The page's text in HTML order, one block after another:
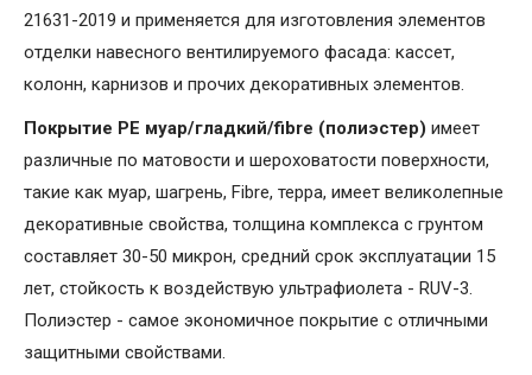
21631-2019 и применяется для изготовления элементов
отделки навесного вентилируемого фасада: кассет,
колонн, карнизов и прочих декоративных элементов.
Покрытие PE муар/гладкий/fibre (полиэстер) имеет
различные по матовости и шероховатости поверхности,
такие как муар, шагрень, Fibrе, терра, имеет великолепные
декоративные свойства, толщина комплекса с грунтом
составляет 30-50 микрон, средний срок эксплуатации 15
лет, стойкость к воздействую ультрафиолета - RUV-3.
Полиэстер - самое экономичное покрытие с отличными
защитными свойствами.